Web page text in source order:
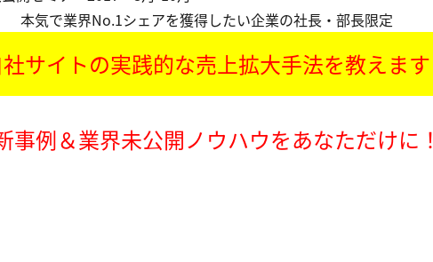
本気で業界No.1シェアを獲得したい企業の社長・部長限定
社サイトの実践的な売上拡大手法を教えます
事例＆業界未公開ノウハウをあなただけに！